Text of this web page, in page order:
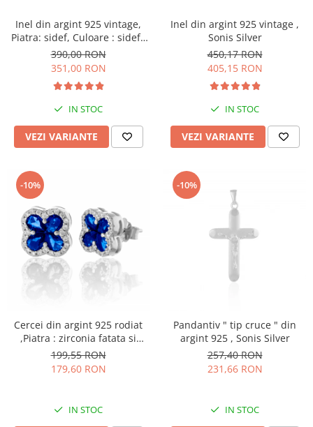
Inel din argint 925 vintage,
Piatra: sidef, Culoare : sidef ,
Sonis Silver
390,00 RON
351,00 RON
IN STOC
VEZI VARIANTE
Inel din argint 925 vintage ,
Sonis Silver
450,17 RON
405,15 RON
IN STOC
VEZI VARIANTE
-10%
Cercei din argint 925 rodiat
,Piatra : zirconia fatata si
cubic zirconia, Culoare :
albastru trasparenta ,Sonis
Silver
199,55 RON
179,60 RON
IN STOC
-10%
Pandantiv " tip cruce " din
argint 925 , Sonis Silver
257,40 RON
231,66 RON
IN STOC